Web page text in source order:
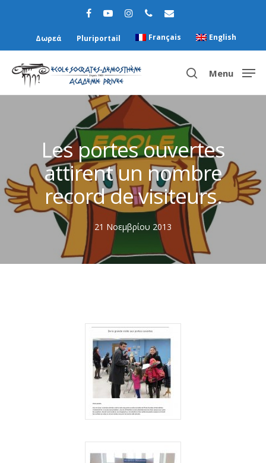
Δωρεά Pluriportail Français English
Hit enter to search or ESC to close
Menu
Les portes ouvertes
attirent un nombre
record de visiteurs.
21 Νοεμβρίου 2013